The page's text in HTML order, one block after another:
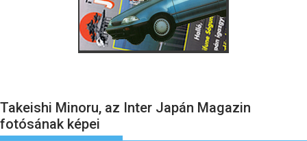
Takeishi Minoru, az Inter Japán Magazin
fotósának képei